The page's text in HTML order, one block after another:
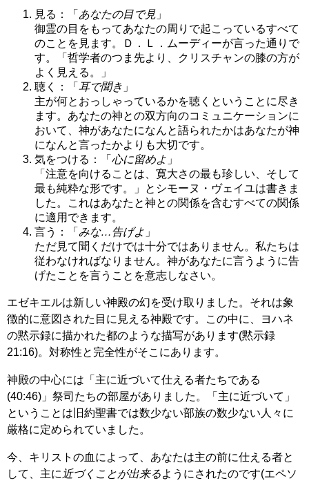
見る：「 あなたの目で見 」
御霊の目をもってあなたの周りで起こっているすべて
のことを見ます。Ｄ．Ｌ．ムーディーが言った通りで
す。「哲学者のつま先より、クリスチャンの膝の方が
よく見える。」
聴く：「 耳で聞き 」
主が何とおっしゃっているかを聴くということに尽き
ます。あなたの神との双方向のコミュニケーションに
おいて、神があなたになんと語られたかはあなたが神
になんと言ったかよりも大切です。
気をつける：「 心に留めよ 」
「注意を向けることは、寛大さの最も珍しい、そして
最も純粋な形です。」とシモーヌ・ヴェイユは書きま
した。これはあなたと神との関係を含むすべての関係
に適用できます。
言う：「 みな…告げよ 」
ただ見て聞くだけでは十分ではありません。私たちは
従わなければなりません。神があなたに言うように告
げたことを言うことを意志しなさい。
エゼキエルは新しい神殿の幻を受け取りました。それは象
徴的に意図された目に見える神殿です。この中に、ヨハネ
の黙示録に描かれた都のような描写があります(黙示録
21:16)。対称性と完全性がそこにあります。
神殿の中心には「主に近づいて仕える者たちである
(40:46)」祭司たちの部屋がありました。「主に近づいて」
ということは旧約聖書では数少ない部族の数少ない人々に
厳格に定められていました。
今、キリストの血によって、あなたは主の前に仕える者と
して、主に 近づくことが出来るようにされたのです(エペソ